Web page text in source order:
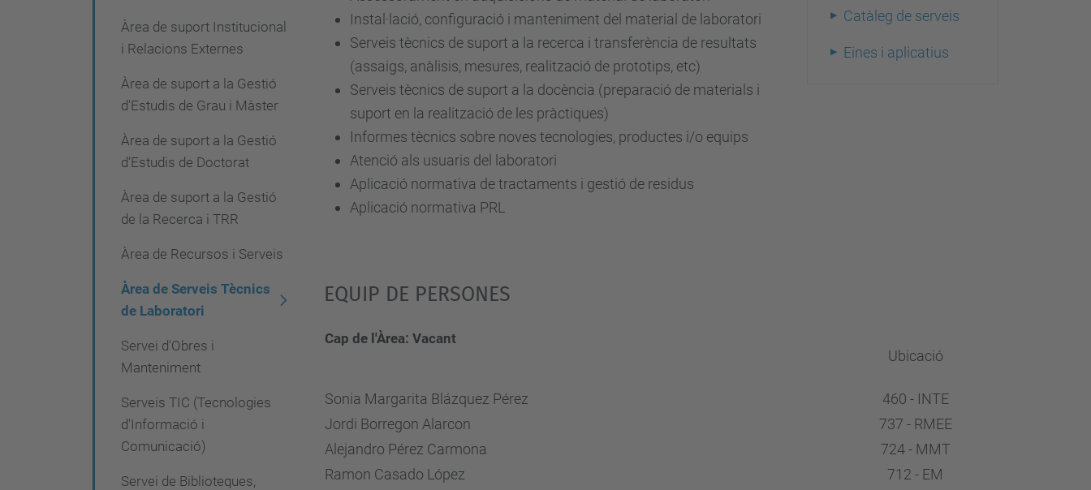
Instal·lació, configuració i manteniment del material de laboratori
Serveis tècnics de suport a la recerca i transferència de resultats
(assaigs, anàlisis, mesures, realització de prototips, etc)
Serveis tècnics de suport a la docència (preparació de materials i
suport en la realització de les pràctiques)
Informes tècnics sobre noves tecnologies, productes i/o equips
Atenció als usuaris del laboratori
Aplicació normativa de tractaments i gestió de residus
Aplicació normativa PRL
Catàleg de serveis
Eines i aplicatius
EQUIP DE PERSONES
Cap de l'Àrea: Vacant
Ubicació
Sonia Margarita Blázquez Pérez
460 - INTE
Jordi Borregon Alarcon
737 - RMEE
Alejandro Pérez Carmona
724 - MMT
Ramon Casado López
712 - EM
Àrea de suport Institucional
i Relacions Externes
Àrea de suport a la Gestió
d'Estudis de Grau i Màster
Àrea de suport a la Gestió
d'Estudis de Doctorat
Àrea de suport a la Gestió
de la Recerca i TRR
Àrea de Recursos i Serveis
Àrea de Serveis Tècnics
de Laboratori
Servei d'Obres i
Manteniment
Serveis TIC (Tecnologies
d'Informació i
Comunicació)
Servei de Biblioteques,